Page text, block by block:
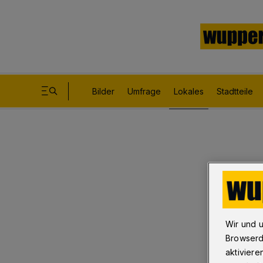
Bilder Umfrage Lokales Stadtteile
Wir und